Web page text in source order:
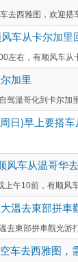
去西雅图，欢迎搭
车从卡尔加里
左右，有顺风车从
加里
驾溫哥化到卡尔加
日)早上要搭
风车从温哥华
上午10前，有顺风
溫去東部拼車
去東部拼車觀光游
车去西雅图，